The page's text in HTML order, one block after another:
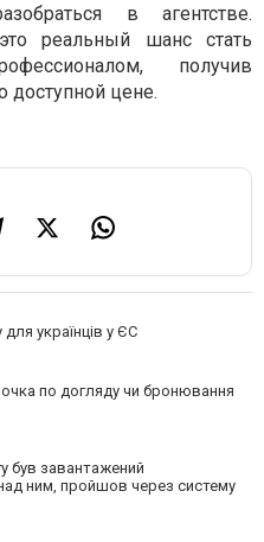
в агентстве.
реальный шанс стать
получив
доступной цене.
українців у ЄС
по догляду чи бронювання
був завантажений
ним, пройшов через систему